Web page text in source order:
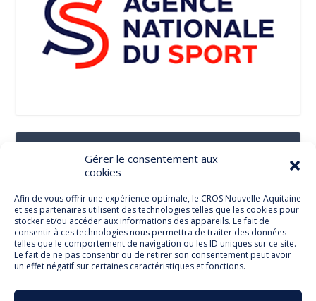
Gérer le consentement aux
cookies
Afin de vous offrir une expérience optimale, le CROS Nouvelle-Aquitaine
et ses partenaires utilisent des technologies telles que les cookies pour
stocker et/ou accéder aux informations des appareils. Le fait de
consentir à ces technologies nous permettra de traiter des données
telles que le comportement de navigation ou les ID uniques sur ce site.
Le fait de ne pas consentir ou de retirer son consentement peut avoir
un effet négatif sur certaines caractéristiques et fonctions.
Facebook